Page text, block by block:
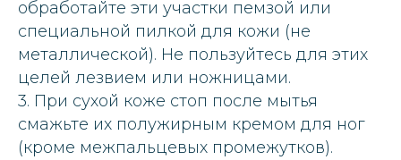
обработайте эти участки пемзой или
специальной пилкой для кожи (не
металлической). Не пользуйтесь для этих
целей лезвием или ножницами.
3. При сухой коже стоп после мытья
смажьте их полужирным кремом для ног
(кроме межпальцевых промежутков).